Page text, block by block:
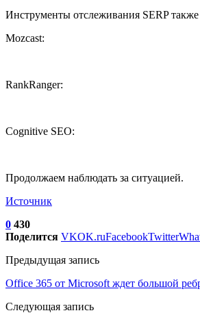
Инструменты отслеживания SERP
Mozcast:
RankRanger:
Cognitive SEO:
Продолжаем наблюдать за ситуацией.
Источник
0 430
Поделится VKOK.ruFacebookTwitter
Предыдущая запись
Office 365 от Microsoft ждет большой
Следующая запись